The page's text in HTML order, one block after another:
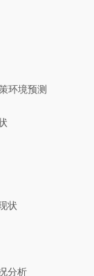
境预测
状
分析